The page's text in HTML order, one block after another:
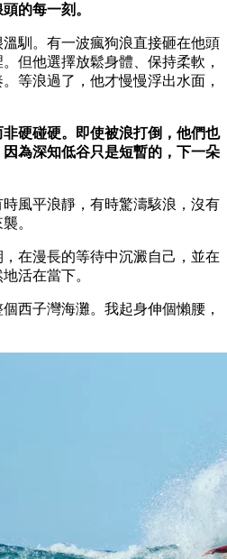
的每一刻。
馴。有一波瘋狗浪直接砸在他頭
但他選擇放鬆身體、保持柔軟，
等浪過了，他才慢慢浮出水面，
硬碰硬。即使被浪打倒，他們也
為深知低谷只是短暫的，下一朵
風平浪靜，有時驚濤駭浪，沒有
。
在漫長的等待中沉澱自己，並在
活在當下。
西子灣海灘。我起身伸個懶腰，